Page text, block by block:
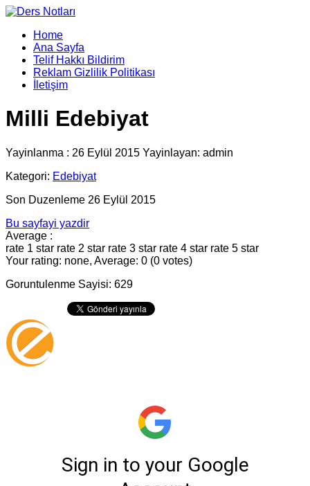
Home
Ana Sayfa
Telif Hakkı Bildirim
Reklam Gizlilik Politikası
İletişim
Milli Edebiyat
Yayinlanma : 26 Eylül 2015 Yayinlayan: admin
Kategori: Edebiyat
Son Duzenleme 26 Eylül 2015
Bu sayfayi yazdir
Average :
rate 1 star rate 2 star rate 3 star rate 4 star rate 5 star
Your rating: none, Average: 0 (0 votes)
Goruntulenme Sayisi: 629